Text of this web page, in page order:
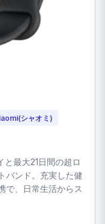
シャオミ)
と最大21日間の超ロ
バンド。充実した健
で、日常生活からス